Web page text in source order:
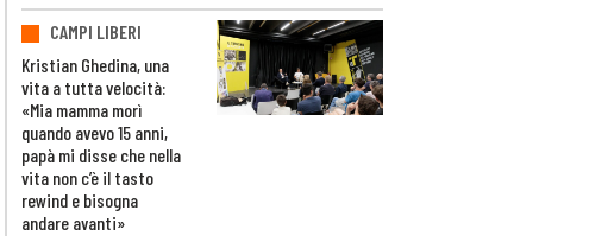
CAMPI LIBERI
Kristian Ghedina, una
vita a tutta velocità:
«Mia mamma morì
quando avevo 15 anni,
papà mi disse che nella
vita non c’è il tasto
rewind e bisogna
andare avanti»